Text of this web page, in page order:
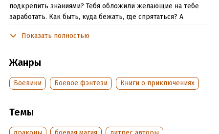
подкрепить знаниями? Тебя обложили желающие на тебе
заработать. Как быть, куда бежать, где спрятаться? А
Подробная информация
Дата написания:1 января 2016
Год издания:
Дата поступления:11 августа 2017
Показать полностью
Жанры
Боевики Боевое фэнтези Книги о приключениях
Темы